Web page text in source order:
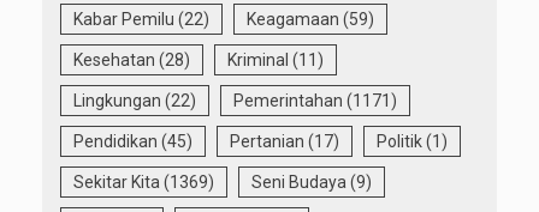
Kabar Pemilu (22) Keagamaan (59)
Kesehatan (28) Kriminal (11)
Lingkungan (22) Pemerintahan (1171)
Pendidikan (45) Pertanian (17) Politik(1)
Sekitar Kita (1369) Seni Budaya (9)